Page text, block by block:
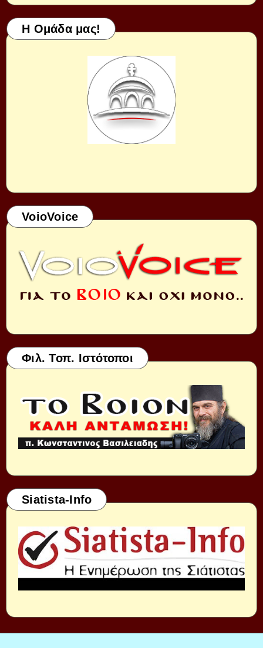
Η Ομάδα μας!
VoioVoice
Φιλ. Τοπ. Ιστότοποι
Siatista-Info